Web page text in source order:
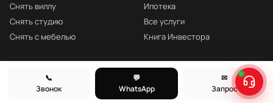
📞
Звонок
💬
WhatsApp
✉
Запрос
Снять виллу
Снять студию
Снять с мебелью
Ипотека
Все услуги
Книга Инвестора
© fäm Properties™ · ORN 1858 · С 2008